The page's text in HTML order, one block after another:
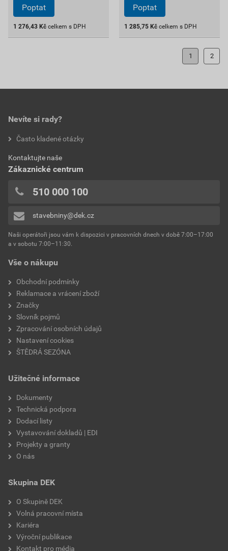
Poptat
1 276,43 Kč celkem s DPH
Poptat
1 285,75 Kč celkem s DPH
1 2
Vše o nákupu
Obchodní podmínky
Reklamace a vrácení zboží
Značky
Slovník pojmů
Zpracování osobních údajů
Nastavení cookies
ŠTĚDRÁ SEZÓNA
Užitečné informace
Dokumenty
Technická podpora
Dodací listy
Vystavování dokladů | EDI
Projekty a granty
O nás
Skupina DEK
O Skupině DEK
Volná pracovní místa
Kariéra
Výroční publikace
Kontakt pro média
Nevíte si rady?
Často kladené otázky
Kontaktujte naše
Zákaznické centrum
510 000 100
stavebniny@dek.cz
Naši operátoři jsou vám k dispozici v pracovních dnech v době 7:00–17:00
a v sobotu 7:00–11:30.